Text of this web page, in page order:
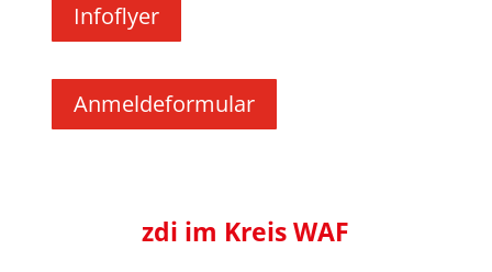
Infoflyer
Anmeldeformular
zdi im KreisWAF